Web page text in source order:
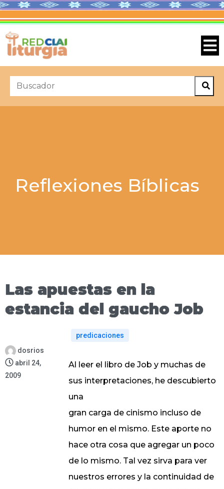
Reflexiones Bíblicas
Las apuestas en la
estancia del gaucho Job
dosrios
abril 24,
2009
predicaciones
Al leer el libro de Job y muchas de
sus interpretaciones, he descubierto
una
gran carga de cinismo incluso de
humor en el mismo. Este aporte no
hace otra cosa que agregar un poco
de lo mismo. Tal vez sirva para ver
nuestros errores y la continuidad de